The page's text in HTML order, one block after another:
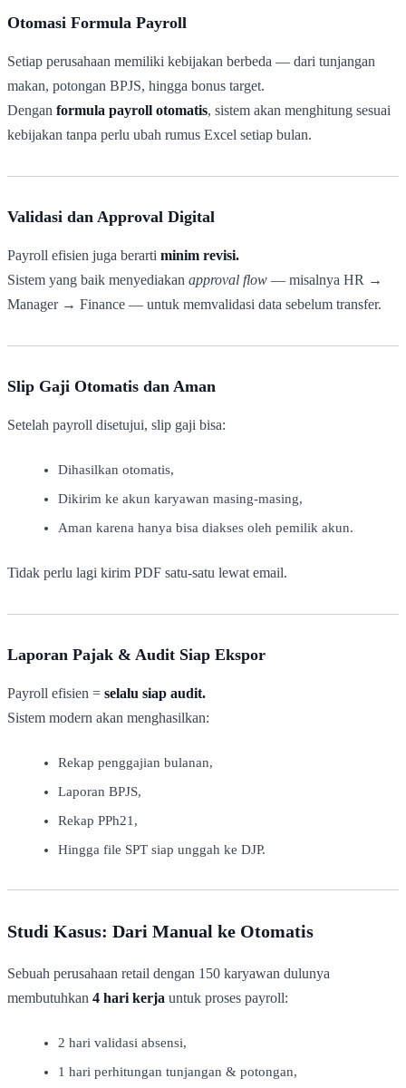
Otomasi Formula Payroll
Setiap perusahaan memiliki kebijakan berbeda — dari tunjangan
makan, potongan BPJS, hingga bonus target.
Dengan formula payroll otomatis, sistem akan menghitung sesuai
kebijakan tanpa perlu ubah rumus Excel setiap bulan.
Validasi dan Approval Digital
Payroll efisien juga berarti minim revisi.
Sistem yang baik menyediakan approval flow — misalnya HR →
Manager → Finance — untuk memvalidasi data sebelum transfer.
Slip Gaji Otomatis dan Aman
Setelah payroll disetujui, slip gaji bisa:
Dihasilkan otomatis,
Dikirim ke akun karyawan masing-masing,
Aman karena hanya bisa diakses oleh pemilik akun.
Tidak perlu lagi kirim PDF satu-satu lewat email.
Laporan Pajak & Audit Siap Ekspor
Payroll efisien = selalu siap audit.
Sistem modern akan menghasilkan:
Rekap penggajian bulanan,
Laporan BPJS,
Rekap PPh21,
Hingga file SPT siap unggah ke DJP.
Studi Kasus: Dari Manual ke Otomatis
Sebuah perusahaan retail dengan 150 karyawan dulunya
membutuhkan 4 hari kerja untuk proses payroll:
2 hari validasi absensi,
1 hari perhitungan tunjangan & potongan,